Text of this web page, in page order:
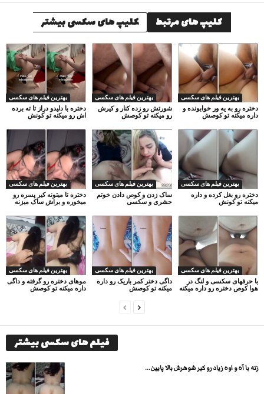
کلیپ های مرتبط کلیپ های سکسی بیشتر
بهترین فیلم های سکسی
دختره با دلیدو دراز تا ته برده
اش رو میکنه تو کونش
بهترین فیلم های سکسی
شورتش رو زده کنار و کیرش
رو میکنه تو کوصش
بهترین فیلم های سکسی
دختره رو به یه ور خوابونده و
داره میکنه تو کوصش
بهترین فیلم های سکسی
دختره تا میتونه کیر پسره رو
میخوره و براش ساک میزنه
بهترین فیلم های سکسی
ساک زدن و کوص دادن خوتم
حشری و سکسی
بهترین فیلم های سکسی
دختره رو بغل کرده و داره
میکنه تو کونش
بهترین فیلم های سکسی
موهای دختره رو گرفته و داگی
داره میکنه تو کوصش
بهترین فیلم های سکسی
داگی دختر کمر باریک رو داره
میکنه تو کوصش
بهترین فیلم های سکسی
با حرفهای سکسی و لنگ در
هوا کوص دختره رو داره میکنه
فیلم های سکسی بیشتر
زنه با آه و اوه زیاد رو کیر شوهرش بالا پایین...